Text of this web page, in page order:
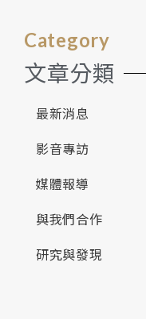
Category
文章分類
最新消息
影音專訪
媒體報導
與我們合作
研究與發現